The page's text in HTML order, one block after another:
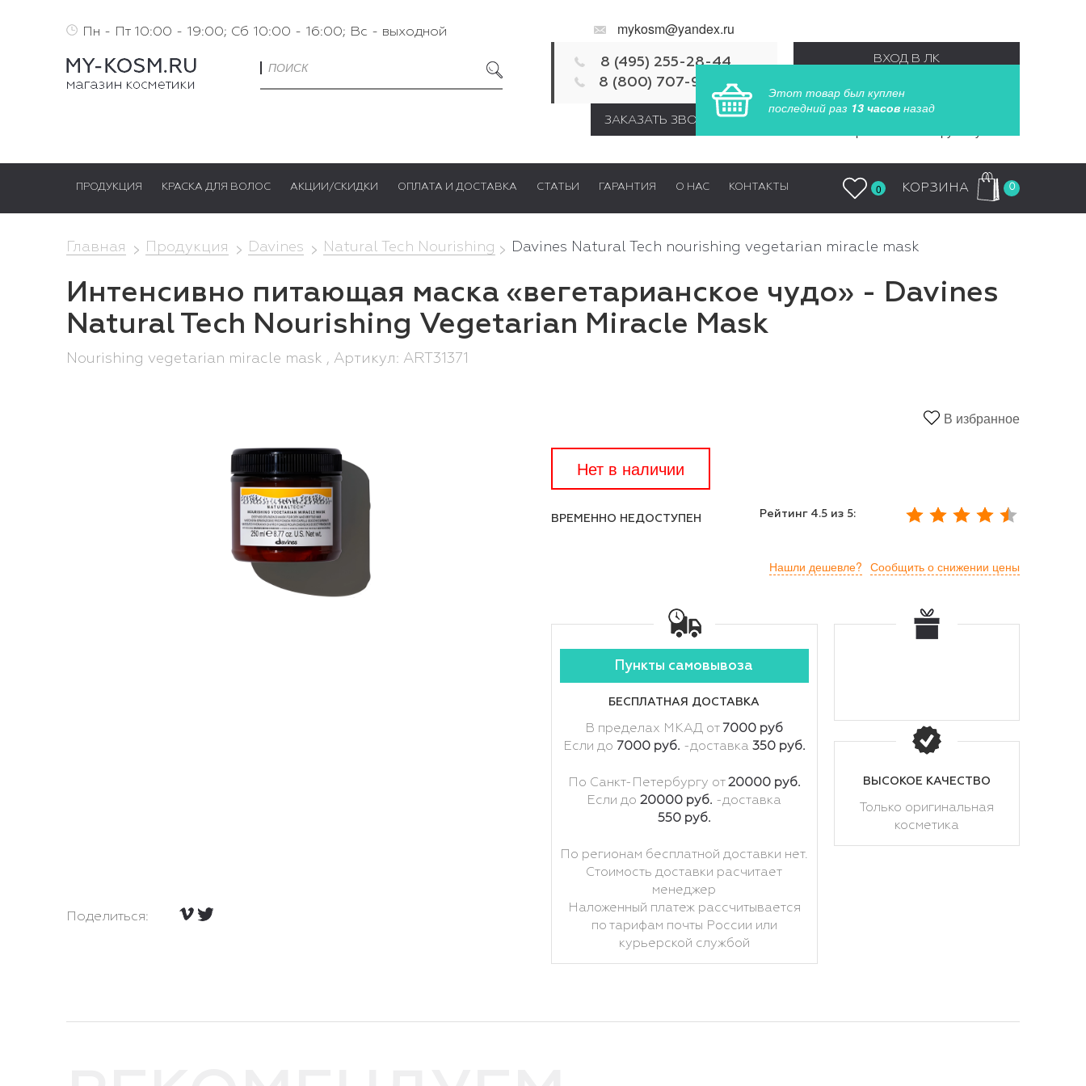
Пн - Пт 10:00 - 19:00; Сб 10:00 - 16:00; Вс - выходной mykosm@yandex.ru
8 (495) 255-28-44
8 (800) 707-92-55
ЗАКАЗАТЬ ЗВОНОК
ВХОД В ЛК
РЕГИСТРАЦИЯ
ПРОДУКЦИЯ КРАСКА ДЛЯ ВОЛОС АКЦИИ/СКИДКИ ОПЛАТА И ДОСТАВКА СТАТЬИ ГАРАНТИЯ О НАС КОНТАКТЫ 0 КОРЗИНА 0
Главная Продукция Davines Natural Tech Nourishing Davines Natural Tech nourishing vegetarian miracle mask
Интенсивно питающая маска «вегетарианское чудо» - Davines
Natural Tech Nourishing Vegetarian Miracle Mask
Nourishing vegetarian miracle mask , Артикул: ART31371
В избранное
Поделиться:
Нет в наличии
ВРЕМЕННО НЕДОСТУПЕН Рейтинг 4.5 из 5:
Нашли дешевле? Сообщить о снижении цены
Пункты самовывоза
БЕСПЛАТНАЯ ДОСТАВКА
В пределах МКАД от7000 руб
Если до 7000 руб. -доставка 350 руб.
По Санкт-Петербургу от20000 руб.
Если до20000 руб. -доставка
550 руб.
По регионам бесплатной доставки нет.
Стоимость доставки расчитает
менеджер
Наложенный платеж рассчитывается
по тарифам почты России или
курьерской службой
ВЫСОКОЕ КАЧЕСТВО
Только оригинальная
косметика
Этот товар был куплен
последний раз 13 часов назад